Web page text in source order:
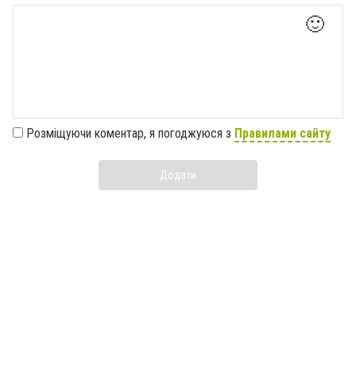
🙂
Розміщуючи коментар, я погоджуюся з Правилами сайту
Додати